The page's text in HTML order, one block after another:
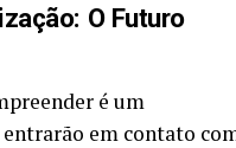
O Futuro
é um
em contato